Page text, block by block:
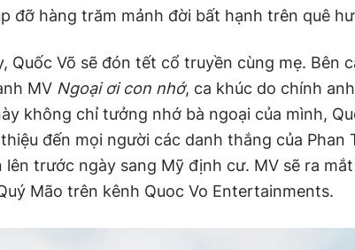
đỡ hàng trăm mảnh đời bất hạnh trên quê
Quốc Võ sẽ đón tết cổ truyền cùng mẹ. Bên
MV Ngoại ơi con nhớ, ca khúc do chính
không chỉ tưởng nhớ bà ngoại của mình,
đến mọi người các danh thắng của Phan
lên trước ngày sang Mỹ định cư. MV sẽ ra
Mão trên kênh Quoc Vo Entertainments.